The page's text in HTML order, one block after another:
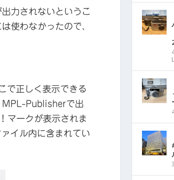
力されないというこ
使わなかったので、
で正しく表示できる
MPL-Publisherで出
マークが表示されま
イル内に含まれてい